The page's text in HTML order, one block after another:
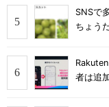
SNSで
ちょう
者は追